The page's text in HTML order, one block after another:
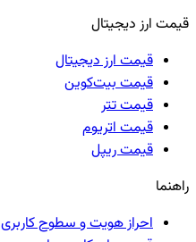
قیمت ارز دیجیتال
قیمت ارز دیجیتال
قیمت بیت‌کوین
قیمت تتر
قیمت اتریوم
قیمت ریپل
راهنما
احراز هویت و سطوح کاربری